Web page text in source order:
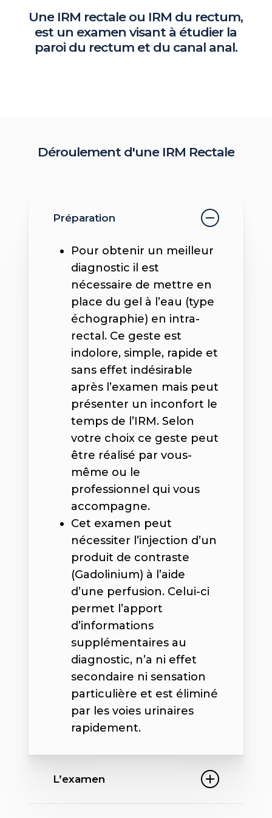
Une IRM rectale ou IRM du rectum,
est un examen visant à étudier la
paroi du rectum et du canal anal.
Déroulement d'une IRM Rectale
Préparation
Pour obtenir un meilleur
diagnostic il est
nécessaire de mettre en
place du gel à l’eau (type
échographie) en intra-
rectal. Ce geste est
indolore, simple, rapide et
sans effet indésirable
après l’examen mais peut
présenter un inconfort le
temps de l’IRM. Selon
votre choix ce geste peut
être réalisé par vous-
même ou le
professionnel qui vous
accompagne.
Cet examen peut
nécessiter l’injection d’un
produit de contraste
(Gadolinium) à l’aide
d’une perfusion. Celui-ci
permet l’apport
d’informations
supplémentaires au
diagnostic, n’a ni effet
secondaire ni sensation
particulière et est éliminé
par les voies urinaires
rapidement.
L’examen